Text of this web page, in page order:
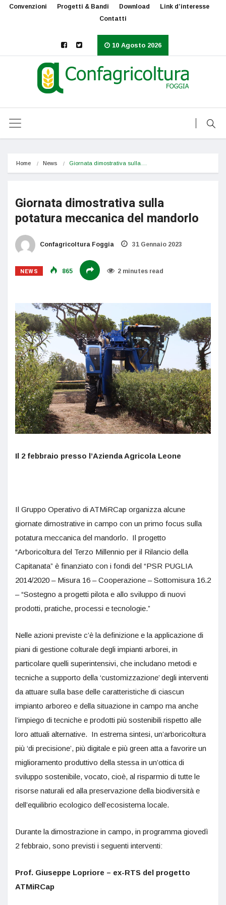
Convenzioni Progetti & Bandi Download
Link d’interesse
Contatti
10 Agosto 2026
Home News Giornata dimostrativa sulla…
Giornata dimostrativa sulla
potatura meccanica del mandorlo
Confagricoltura Foggia 31 Gennaio 2023
NEWS 865 2 minutes read
Il 2 febbraio presso l’Azienda Agricola Leone
Il Gruppo Operativo di ATMiRCap organizza alcune
giornate dimostrative in campo con un primo focus sulla
potatura meccanica del mandorlo. Il progetto
“Arboricoltura del Terzo Millennio per il Rilancio della
Capitanata” è finanziato con i fondi del “PSR PUGLIA
2014/2020 – Misura 16 – Cooperazione – Sottomisura 16.2
– “Sostegno a progetti pilota e allo sviluppo di nuovi
prodotti, pratiche, processi e tecnologie.”
Nelle azioni previste c’è la definizione e la applicazione di
piani di gestione colturale degli impianti arborei, in
particolare quelli superintensivi, che includano metodi e
tecniche a supporto della ‘customizzazione’ degli interventi
da attuare sulla base delle caratteristiche di ciascun
impianto arboreo e della situazione in campo ma anche
l’impiego di tecniche e prodotti più sostenibili rispetto alle
loro attuali alternative. In estrema sintesi, un’arboricoltura
più ‘di precisione’, più digitale e più green atta a favorire un
miglioramento produttivo della stessa in un’ottica di
sviluppo sostenibile, vocato, cioè, al risparmio di tutte le
risorse naturali ed alla preservazione della biodiversità e
dell’equilibrio ecologico dell’ecosistema locale.
Durante la dimostrazione in campo, in programma giovedì
2 febbraio, sono previsti i seguenti interventi:
Prof. Giuseppe Lopriore – ex-RTS del progetto
ATMiRCap